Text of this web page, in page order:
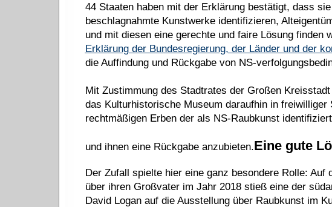
44 Staaten haben mit der Erklärung bestätigt, dass
beschlagnahmte Kunstwerke identifizieren,
und mit diesen eine gerechte und faire Lösung finden
Erklärung der Bundesregierung, der Länder und der
die Auffindung und Rückgabe von NS-
Mit Zustimmung des Stadtrates der Großen
das Kulturhistorische Museum daraufhin in
rechtmäßigen Erben der als NS-Raubkunst
und ihnen eine Rückgabe anzubieten.Eine gute
Der Zufall spielte hier eine ganz besondere Rolle: Auf
über ihren Großvater im Jahr 2018 stieß eine der
David Logan auf die Ausstellung über Raubkunst im